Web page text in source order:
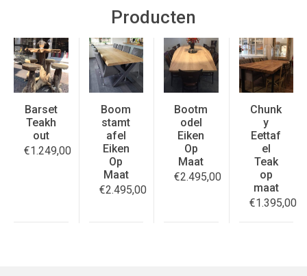
Producten
Barset
Teakh
out
€1.249,00
Boom
stamt
afel
Eiken
Op
Maat
€2.495,00
Bootm
odel
Eiken
Op
Maat
€2.495,00
Chunk
y
Eettaf
el
Teak
op
maat
€1.395,00